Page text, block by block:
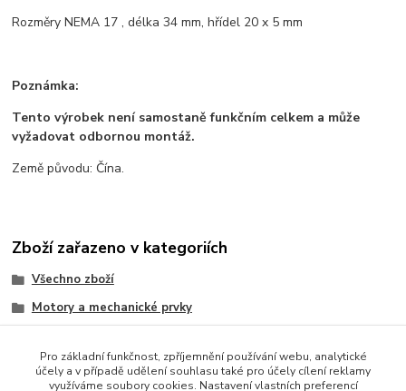
Rozměry NEMA 17 , délka 34 mm, hřídel 20 x 5 mm
Poznámka:
Tento výrobek není samostaně funkčním celkem a může
vyžadovat odbornou montáž.
Země původu: Čína.
Zboží zařazeno v kategoriích
Všechno zboží
Motory a mechanické prvky
CNC a příslušenství
Pro základní funkčnost, zpříjemnění používání webu, analytické
účely a v případě udělení souhlasu také pro účely cílení reklamy
využíváme soubory cookies. Nastavení vlastních preferencí